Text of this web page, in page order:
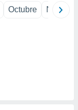
Octubre